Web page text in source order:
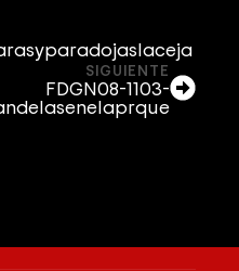
SIGUIENTE
FDGN08-1103-